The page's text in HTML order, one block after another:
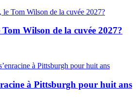
Wilson de la cuvée 2027?
à Pittsburgh pour huit ans